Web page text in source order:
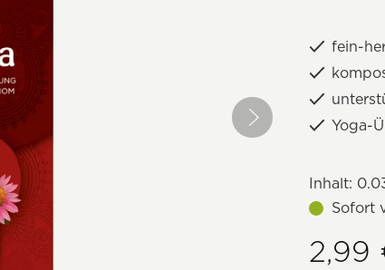
fein-
Yoga-
Inhalt:
Sofort
2,99